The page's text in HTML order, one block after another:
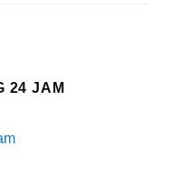
24 JAM